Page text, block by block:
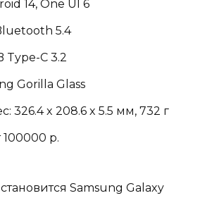
14, One UI 6
5.4
Type-C 3.2
Gorilla Glass
326.4 x 208.6 x 5.5 мм, 732 г
100000 р.
Samsung Galaxy